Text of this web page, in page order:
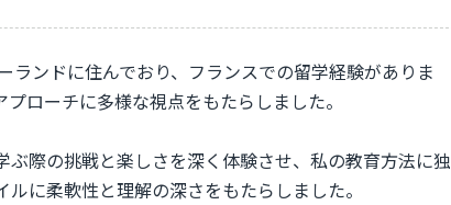
ランドに住んでおり、フランスでの留学経験がありま
ローチに多様な視点をもたらしました。
際の挑戦と楽しさを深く体験させ、私の教育方法に独
に柔軟性と理解の深さをもたらしました。